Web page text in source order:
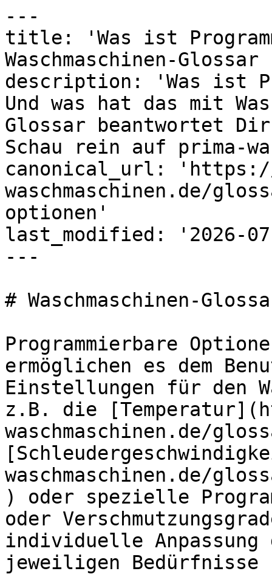
---
title: 'Was ist
Waschmaschinen-
description: 'Was ist
Und was hat das mit
Glossar beantwortet
Schau rein auf prima-
canonical_url: 'https://
waschmaschinen.de/
optionen'
last_modified: '2026-
---
# Waschmaschinen-
Programmierbare
ermöglichen es dem
Einstellungen für den
z.B. die
waschmaschinen.de/
waschmaschinen.de/
) oder spezielle
oder
individuelle Anpassung
jeweiligen